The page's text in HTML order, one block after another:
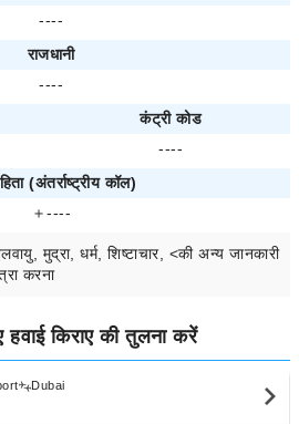
----
राजधानी
----
कंट्री कोड
----
(अंतर्राष्ट्रीय कॉल)
＋----
मुद्रा, धर्म, शिष्टाचार, <की अन्य जानकारी
करना
हवाई किराए की तुलना करें
Dubai